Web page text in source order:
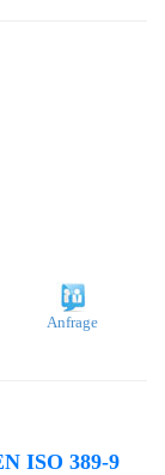
Anfrage
ISO 389-9